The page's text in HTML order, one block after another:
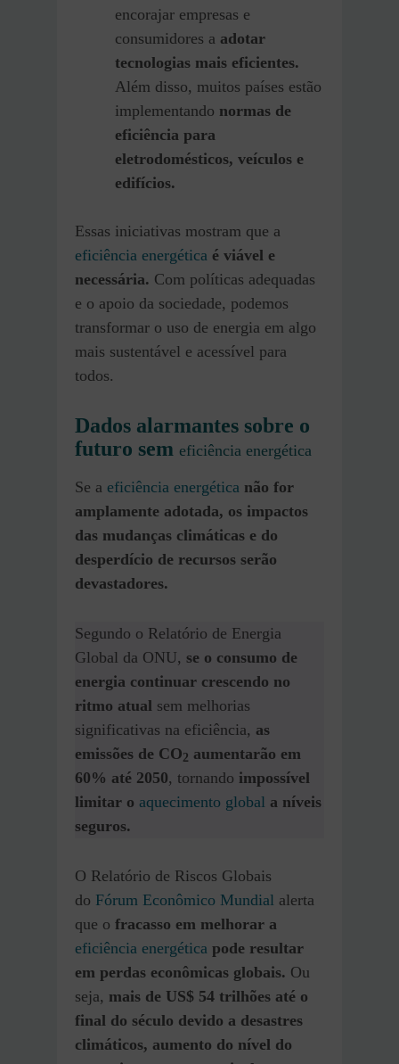
encorajar empresas e
consumidores a adotar
tecnologias mais eficientes.
Além disso, muitos países estão
implementando normas de
eficiência para
eletrodomésticos, veículos e
edifícios.
Essas iniciativas mostram que a
eficiência energética é viável e
necessária. Com políticas adequadas
e o apoio da sociedade, podemos
transformar o uso de energia em algo
mais sustentável e acessível para
todos.
Dados alarmantes sobre o
futuro sem eficiência energética
Se a eficiência energética não for
amplamente adotada, os impactos
das mudanças climáticas e do
desperdício de recursos serão
devastadores.
Segundo o Relatório de Energia
Global da ONU, se o consumo de
energia continuar crescendo no
ritmo atual sem melhorias
significativas na eficiência, as
emissões de CO2 aumentarão em
60% até 2050, tornando impossível
limitar o aquecimento global a níveis
seguros.
O Relatório de Riscos Globais
do Fórum Econômico Mundial alerta
que o fracasso em melhorar a
eficiência energética pode resultar
em perdas econômicas globais. Ou
seja, mais de US$ 54 trilhões até o
final do século devido a desastres
climáticos, aumento do nível do